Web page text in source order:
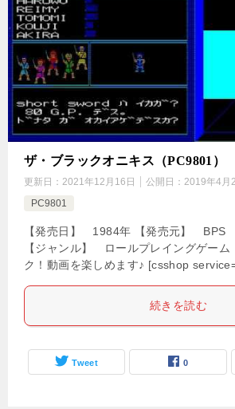
ザ・ブラックオニキス（PC9801）
更新日： 2021年12月16日 公開日： 2019年4月
PC9801
【発売日】 1984年 【発売元】 BPS
【ジャンル】 ロールプレイングゲーム
ク！動画を楽しめます♪ [csshop
続きを読む
Tweet 0